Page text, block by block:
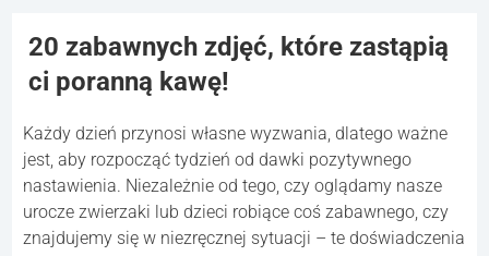
20 zabawnych zdjęć, które zastąpią
ci poranną kawę!
Każdy dzień przynosi własne wyzwania, dlatego ważne
jest, aby rozpocząć tydzień od dawki pozytywnego
nastawienia. Niezależnie od tego, czy oglądamy nasze
urocze zwierzaki lub dzieci robiące coś zabawnego, czy
znajdujemy się w niezręcznej sytuacji – te doświadczenia